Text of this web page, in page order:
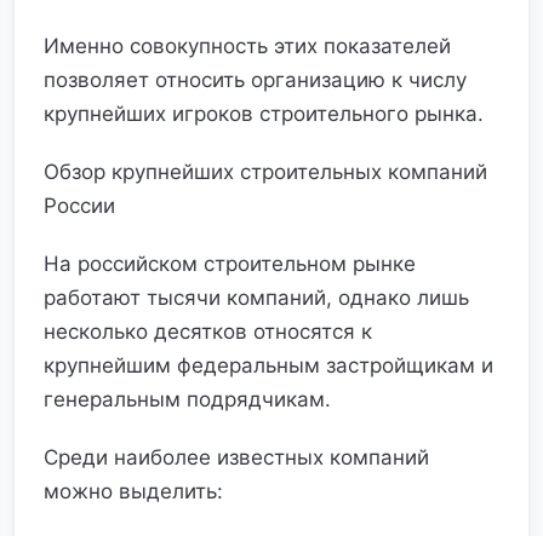
Именно совокупность этих показателей
позволяет относить организацию к числу
крупнейших игроков строительного рынка.
Обзор крупнейших строительных компаний
России
На российском строительном рынке
работают тысячи компаний, однако лишь
несколько десятков относятся к
крупнейшим федеральным застройщикам и
генеральным подрядчикам.
Среди наиболее известных компаний
можно выделить: